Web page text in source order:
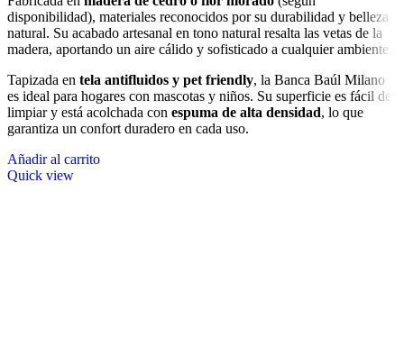
disponibilidad), materiales reconocidos por su durabilidad y belleza
natural. Su acabado artesanal en tono natural resalta las vetas de la
madera, aportando un aire cálido y sofisticado a cualquier ambiente.
Tapizada en tela antifluidos y pet friendly, la Banca Baúl Milano
es ideal para hogares con mascotas y niños. Su superficie es fácil de
limpiar y está acolchada con espuma de alta densidad, lo que
garantiza un confort duradero en cada uso.
Añadir al carrito
Quick view